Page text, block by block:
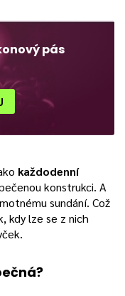
pás
každodenní
konstrukci. A
sundání. Což
kdy lze se z nich